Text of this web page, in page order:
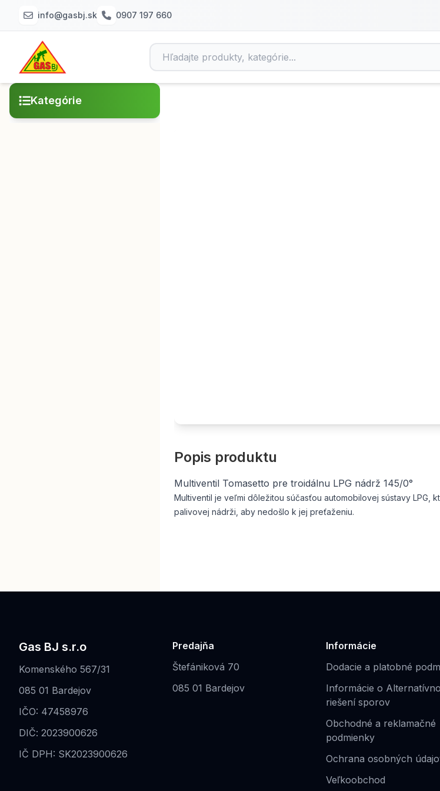
info@gasbj.sk 0907 197 660
Kategórie
Popis produktu
Multiventil Tomasetto pre troidálnu LPG nádrž 145/0°
Multiventil je veľmi dôležitou súčasťou automobilovej sústavy
palivovej nádrži, aby nedošlo k jej preťaženiu.
Gas BJ s.r.o
Komenského 567/31
085 01 Bardejov
IČO: 47458976
DIČ: 2023900626
IČ DPH: SK2023900626
Predajňa
Štefániková 70
085 01 Bardejov
Informácie
Dodacie a platobné
Informácie o
riešení sporov
Obchodné a reklamačné
podmienky
Ochrana osobných
Veľkoobchod